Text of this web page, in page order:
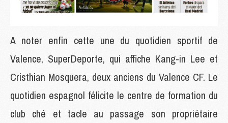
A noter enfin cette une du quotidien sportif de
Valence, SuperDeporte, qui affiche Kang-in Lee et
Cristhian Mosquera, deux anciens du Valence CF. Le
quotidien espagnol félicite le centre de formation du
club ché et tacle au passage son propriétaire